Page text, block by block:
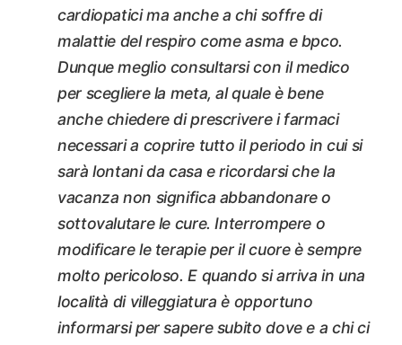
cardiopatici ma anche a chi soffre di
malattie del respiro come asma e bpco.
Dunque meglio consultarsi con il medico
per scegliere la meta, al quale è bene
anche chiedere di prescrivere i farmaci
necessari a coprire tutto il periodo in cui si
sarà lontani da casa e ricordarsi che la
vacanza non significa abbandonare o
sottovalutare le cure. Interrompere o
modificare le terapie per il cuore è sempre
molto pericoloso. E quando si arriva in una
località di villeggiatura è opportuno
informarsi per sapere subito dove e a chi ci